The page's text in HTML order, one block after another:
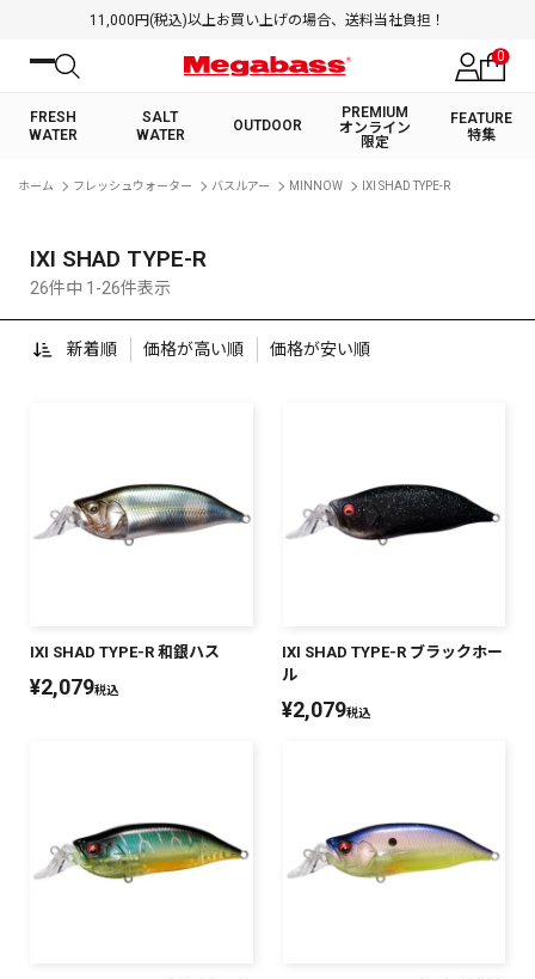
11,000円(税込)以上お買い上げの場合、送料当社負担！
0
FRESH
WATER
SALT
WATER
OUTDOOR
PREMIUM
オンライン
限定
FEATURE
特集
絞り込み検索
FRESH WATER
ホーム フレッシュウォーター バスルアー MINNOW IXI SHAD TYPE-R
IXI SHAD TYPE-R
26件中 1-26件表示
新着順 価格が高い順 価格が安い順
IXI SHAD TYPE-R 和銀ハス
¥2,079税込
IXI SHAD TYPE-R ブラックホー
ル
¥2,079税込